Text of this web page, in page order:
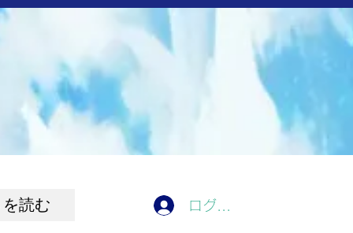
読む ログイン